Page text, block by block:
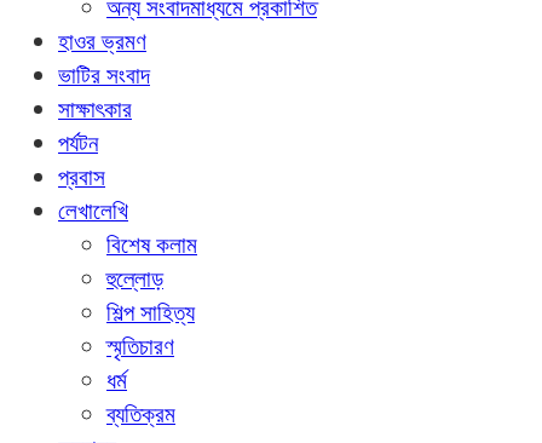
অন্য সংবাদমাধ্যমে প্রকাশিত
হাওর ভ্রমণ
ভাটির সংবাদ
সাক্ষাৎকার
পর্যটন
প্রবাস
লেখালেখি
বিশেষ কলাম
হুল্লোড়
শিল্প সাহিত্য
স্মৃতিচারণ
ধর্ম
ব্যতিক্রম